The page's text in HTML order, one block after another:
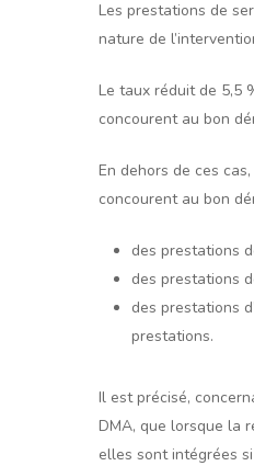
Les prestations de
nature de
Le taux réduit de 5,5
concourent au bon
En dehors de ces
concourent au bon
des prestations
des prestations
des prestations
prestations.
Il est précisé,
DMA, que lorsque la
elles sont intégrées